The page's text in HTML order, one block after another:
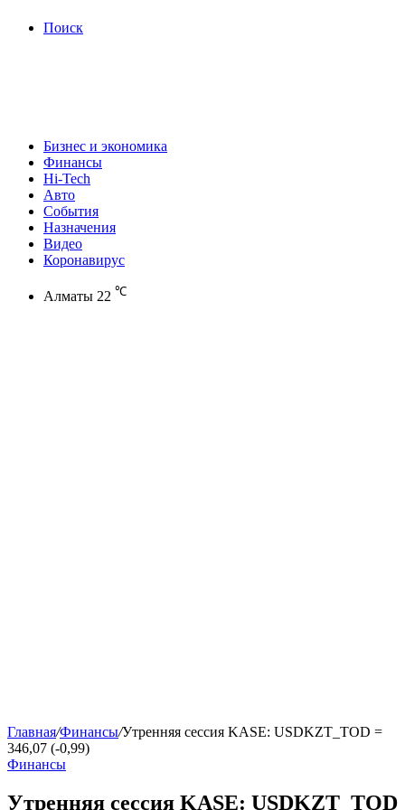
Поиск
Бизнес и экономика
Финансы
Hi-Tech
Авто
События
Назначения
Видео
Коронавирус
Алматы 22 ℃
Главная/Финансы/Утренняя сессия KASE: USDKZT_TOD =
346,07 (-0,99)
Финансы
Утренняя сессия KASE: USDKZT_TOD